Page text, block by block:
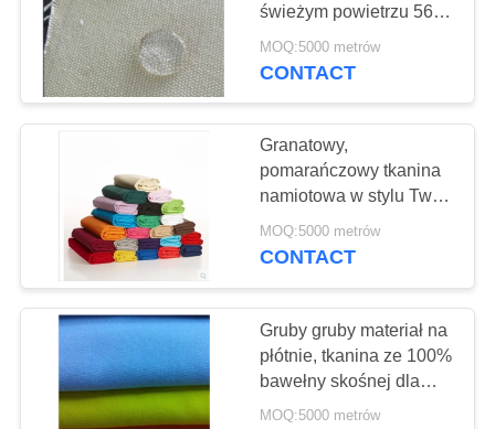
Płótno Płótna Płótna
10
Torba na zakupy
świeżym powietrzu 56
cala na torby na torby
MOQ:5000 metrów
CONTACT
Granatowy,
pomarańczowy tkanina
namiotowa w stylu Twill
300GSM-800GSM,
szerokość 1,5 m
MOQ:5000 metrów
CONTACT
Gruby gruby materiał na
płótnie, tkanina ze 100%
bawełny skośnej dla
hotelu
MOQ:5000 metrów